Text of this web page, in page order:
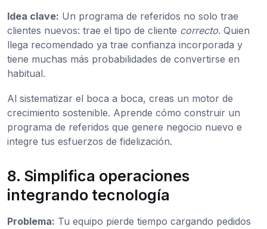
Idea clave: Un programa de referidos no solo trae
clientes nuevos: trae el tipo de cliente correcto. Quien
llega recomendado ya trae confianza incorporada y
tiene muchas más probabilidades de convertirse en
habitual.
Al sistematizar el boca a boca, creas un motor de
crecimiento sostenible. Aprende cómo construir un
programa de referidos que genere negocio nuevo e
integre tus esfuerzos de fidelización.
8. Simplifica operaciones
integrando tecnología
Problema: Tu equipo pierde tiempo cargando pedidos